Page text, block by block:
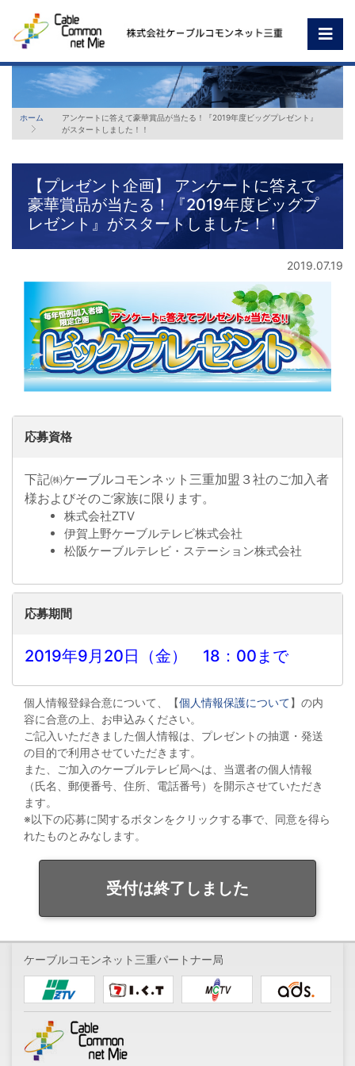
ホーム
アンケートに答えて豪華賞品が当たる！『2019年度ビッグプレゼント』
がスタートしました！！
【プレゼント企画】 アンケートに答えて
豪華賞品が当たる！『2019年度ビッグプ
レゼント』がスタートしました！！
2019.07.19
応募資格
下記㈱ケーブルコモンネット三重加盟３社のご加入者
様およびそのご家族に限ります。
株式会社ZTV
伊賀上野ケーブルテレビ株式会社
松阪ケーブルテレビ・ステーション株式会社
応募期間
2019年9月20日（金） 18：00まで
個人情報登録合意について、【個人情報保護について】の内
容に合意の上、お申込みください。
ご記入いただきました個人情報は、プレゼントの抽選・発送
の目的で利用させていただきます。
また、ご加入のケーブルテレビ局へは、当選者の個人情報
（氏名、郵便番号、住所、電話番号）を開示させていただき
ます。
※以下の応募に関するボタンをクリックする事で、同意を得ら
れたものとみなします。
受付は終了しました
ケーブルコモンネット三重パートナー局